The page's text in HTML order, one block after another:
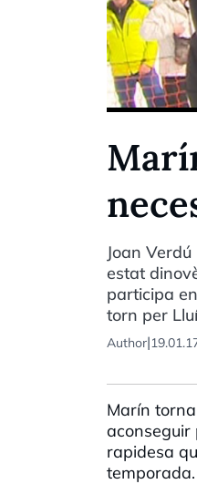
Joan
estat
participa
torn per
Author|
Marín
aconseguir
rapidesa
temporada.